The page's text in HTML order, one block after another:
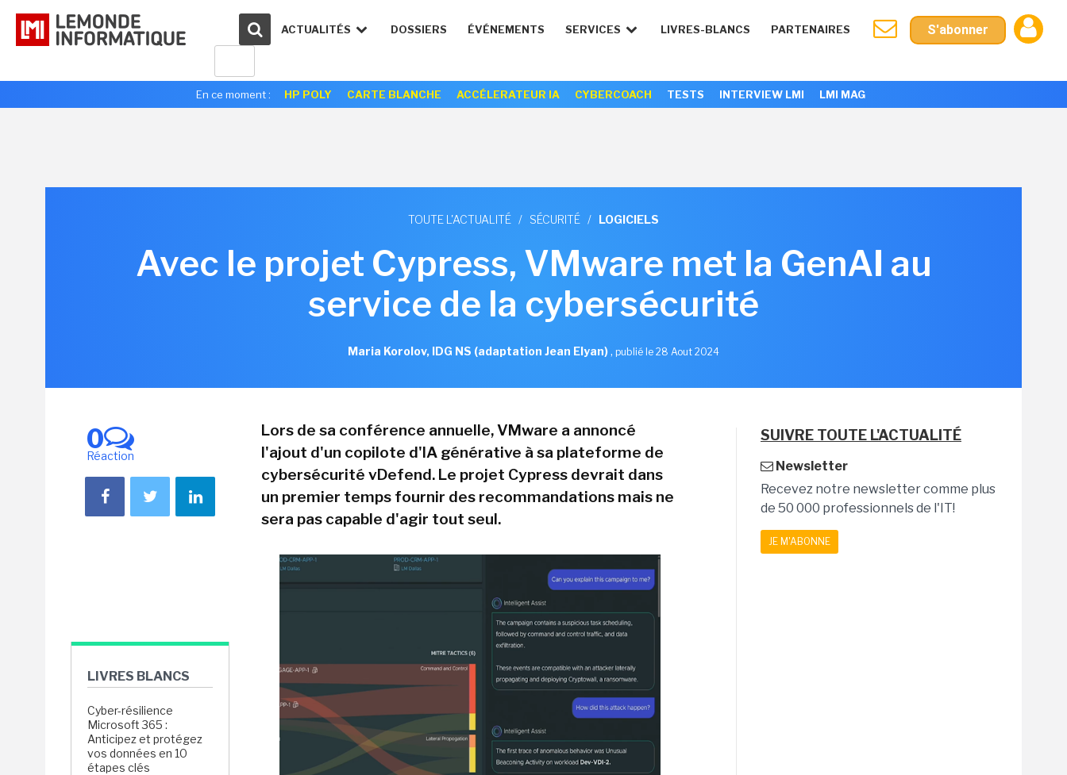
ACTUALITÉS DOSSIERS ÉVÉNEMENTS SERVICES LIVRES-BLANCS PARTENAIRES S'abonner
En ce moment : HP POLY CARTE BLANCHE ACCÉLERATEUR IA CYBERCOACH TESTS INTERVIEW LMI LMI MAG
TOUTE L'ACTUALITÉ / SÉCURITÉ / LOGICIELS
Avec le projet Cypress, VMware met la GenAI au
service de la cybersécurité
Maria Korolov, IDG NS (adaptation Jean Elyan), publié le 28 Aout 2024
0
Réaction
LIVRES BLANCS
Cyber-résilience
Microsoft 365 :
Anticipez et protégez
vos données en 10
étapes clés
Lors de sa conférence annuelle, VMware a annoncé
l'ajout d'un copilote d'IA générative à sa plateforme de
cybersécurité vDefend. Le projet Cypress devrait dans
un premier temps fournir des recommandations mais ne
sera pas capable d'agir tout seul.
SUIVRE TOUTE L'ACTUALITÉ
Newsletter
Recevez notre newsletter comme plus
de 50 000 professionnels de l'IT!
JE M'ABONNE